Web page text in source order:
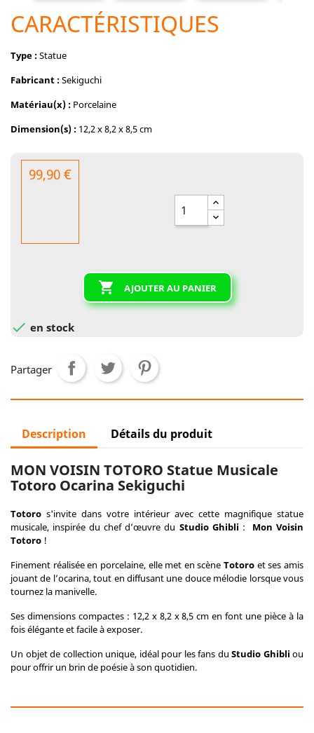
CARACTÉRISTIQUES
Type :Statue
Fabricant :Sekiguchi
Matériau(x) : Porcelaine
Dimension(s) : 12,2 x 8,2 x 8,5 cm
99,90 €
 AJOUTER AU PANIER
 en stock
Partager
Description Détails du produit
MON VOISIN TOTORO Statue Musicale
Totoro Ocarina Sekiguchi
Totoro s'invite dans votre intérieur avec cette magnifique statue
musicale, inspirée du chef d’œuvre du Studio Ghibli : Mon Voisin
Totoro !
Finement réalisée en porcelaine, elle met en scèneTotoro et ses amis
jouant de l’ocarina, tout en diffusant une douce mélodie lorsque vous
tournez la manivelle.
Ses dimensions compactes : 12,2 x 8,2 x 8,5 cm en font une pièce à la
fois élégante et facile à exposer.
Un objet de collection unique, idéal pour les fans du Studio Ghibli ou
pour offrir un brin de poésie à son quotidien.